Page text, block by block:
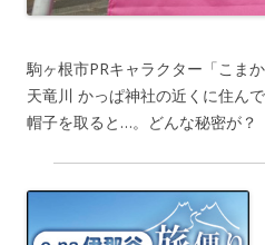
駒ヶ根市PRキャラクター「こまか
天竜川 かっぱ神社の近くに住んで
帽子を取ると…。どんな秘密が？